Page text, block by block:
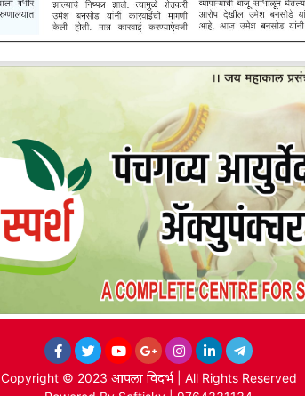
Copyright © 2023 आपला विदर्भ| All Rights Reserved